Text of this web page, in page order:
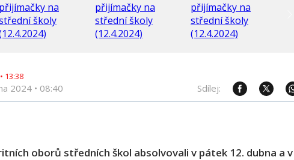
13:38
2024 • 08:40 Sdílej:
oborů středních škol absolvovali v pátek 12. dubna a v